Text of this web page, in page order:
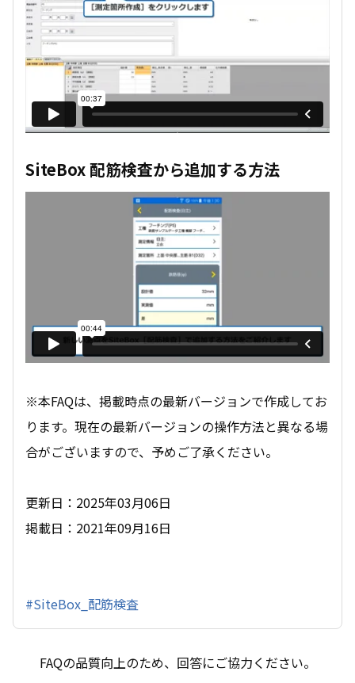
SiteBox 配筋検査から追加する方法
※本FAQは、掲載時点の最新バージョンで作成してお
ります。現在の最新バージョンの操作方法と異なる場
合がございますので、予めご了承ください。
更新日：2025年03月06日
掲載日：2021年09月16日
#SiteBox_配筋検査